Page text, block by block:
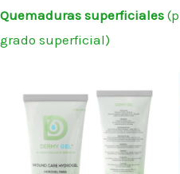
Quemaduras superficiales
grado superficial)